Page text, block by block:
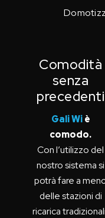
Comodità
senza
precedenti
Gali Wi è
comodo.
Con l’utilizzo del
nostro sistema si
potrà fare a
delle stazioni di
ricarica